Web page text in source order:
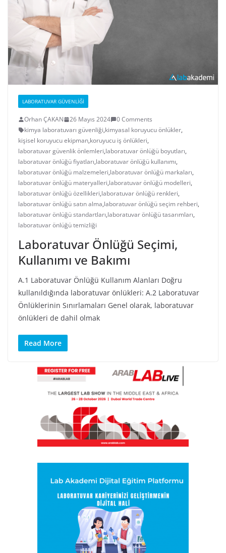
LABORATUVAR GÜVENLIĞI
Orhan ÇAKAN 26 Mayıs 2024
0 Comments
kimya laboratuvarı güvenliği,kimyasal koruyucu önlükler,
kişisel koruyucu ekipman,koruyucu iş önlükleri,
laboratuvar güvenlik önlemleri,laboratuvar önlüğü boyutları,
laboratuvar önlüğü fiyatları,laboratuvar önlüğü kullanımı,
laboratuvar önlüğü malzemeleri,laboratuvar önlüğü markaları,
laboratuvar önlüğü materyalleri,laboratuvar önlüğü modelleri,
laboratuvar önlüğü özellikleri,laboratuvar önlüğü renkleri,
laboratuvar önlüğü satın alma,laboratuvar önlüğü seçim rehberi,
laboratuvar önlüğü standartları,laboratuvar önlüğü tasarımları,
laboratuvar önlüğü temizliği
Laboratuvar Önlüğü Seçimi,
Kullanımı ve Bakımı
A.1 Laboratuvar Önlüğü Kullanım Alanları Doğru
kullanıldığında laboratuvar önlükleri: A.2 Laboratuvar
Önlüklerinin Sınırlamaları Genel olarak, laboratuvar
önlükleri de dahil olmak
Read More